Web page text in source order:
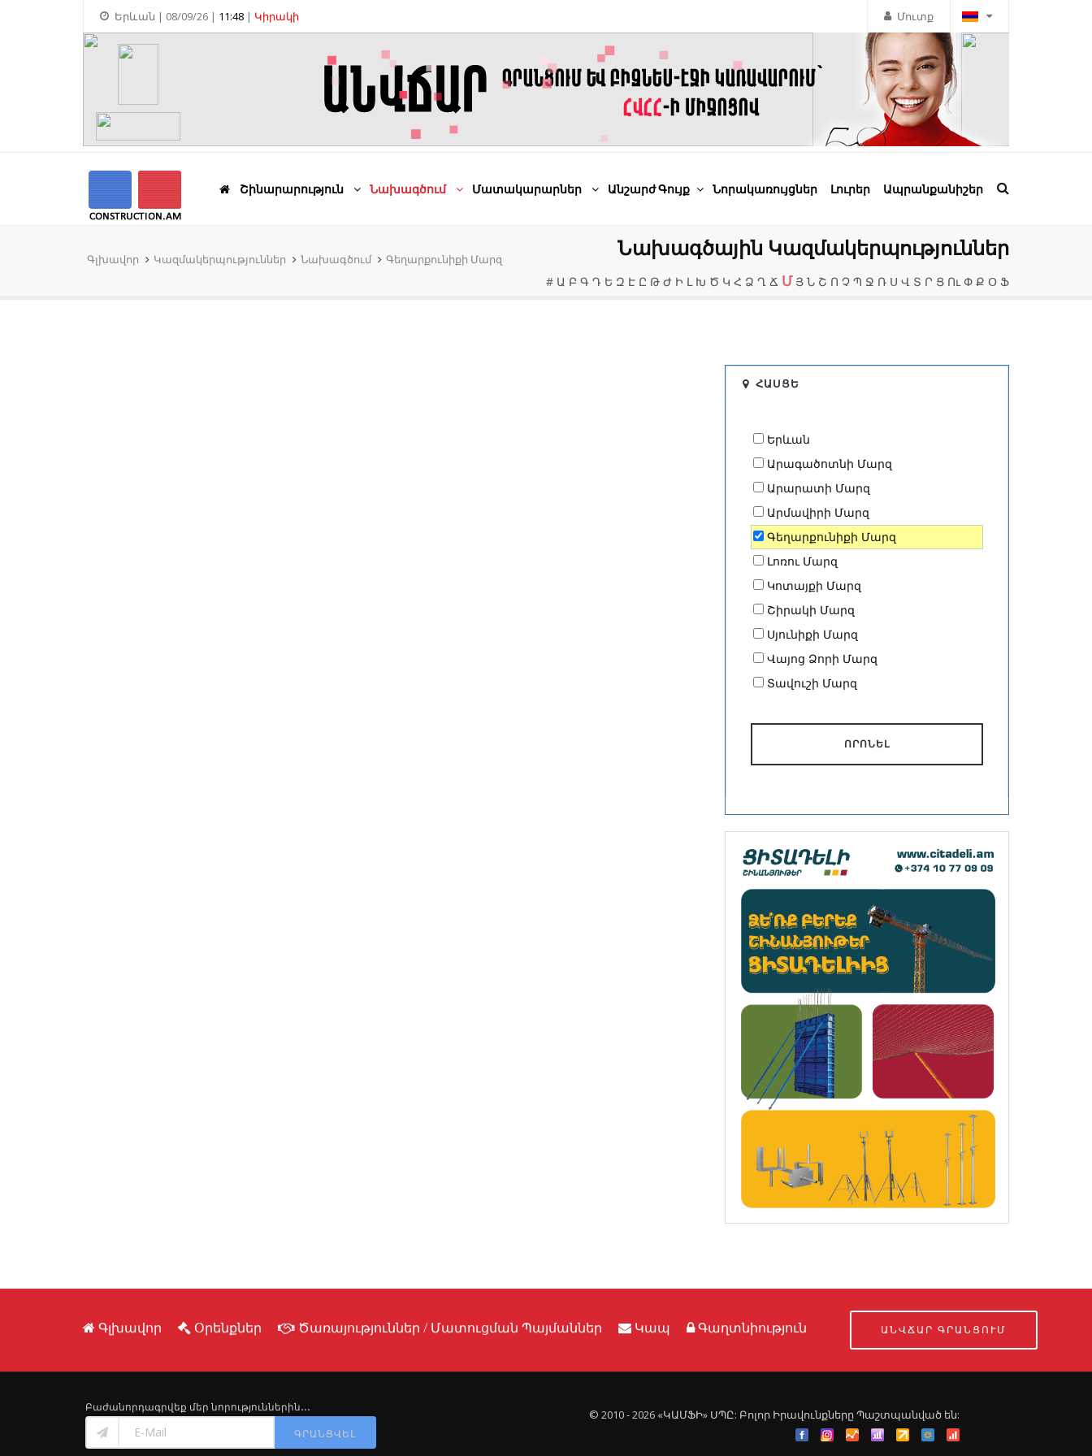
Մուտք
Երևան | 08/09/26 | 11:48 | Կիրակի
Շինարարություն Նախագծում Մատակարարներ Անշարժ Գույք Նորակառույցներ Լուրեր Ապրանքանիշեր
Գլխավոր Կազմակերպություններ Նախագծում Գեղարքունիքի Մարզ Նախագծային Կազմակերպություններ
# Ա Բ Գ Դ Ե Զ Է Ը Թ Ժ Ի Լ Խ Ծ Կ Հ Ձ Ղ Ճ Մ Յ Ն Շ Ո Չ Պ Ջ Ռ Ս Վ Տ Ր Ց Ու Փ Ք Օ Ֆ
ՀԱՍՑԵ
Երևան
Արագածոտնի Մարզ
Արարատի Մարզ
Արմավիրի Մարզ
Գեղարքունիքի Մարզ
Լոռու Մարզ
Կոտայքի Մարզ
Շիրակի Մարզ
Սյունիքի Մարզ
Վայոց Ձորի Մարզ
Տավուշի Մարզ
ՈՐՈՆԵԼ
Գլխավոր Օրենքներ Ծառայություններ / Մատուցման Պայմաններ Կապ Գաղտնիություն ԱՆՎՃԱՐ ԳՐԱՆՑՈՒՄ
Բաժանորդագրվեք մեր նորություններին․․․
ԳՐԱՆՑՎԵԼ
© 2010 - 2026 «ԿԱՄՖԻ» ՍՊԸ: Բոլոր Իրավունքները Պաշտպանված են: